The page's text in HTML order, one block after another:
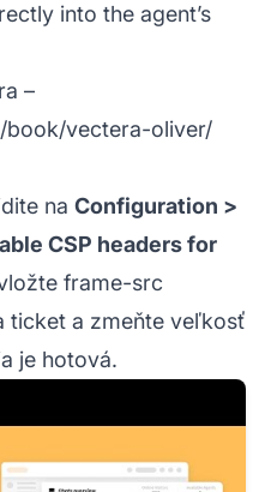
into the agent’s
–
book/vectera-oliver/
na Configuration >
CSP headers for
frame-src
ticket a zmeňte veľkosť
je hotová.